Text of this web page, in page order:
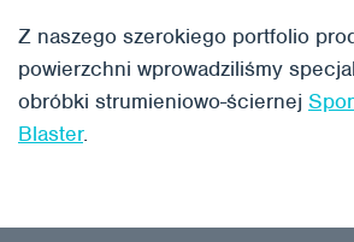
Z naszego szerokiego portfolio
powierzchni wprowadziliśmy
obróbki strumieniowo-ściernej
Blaster.